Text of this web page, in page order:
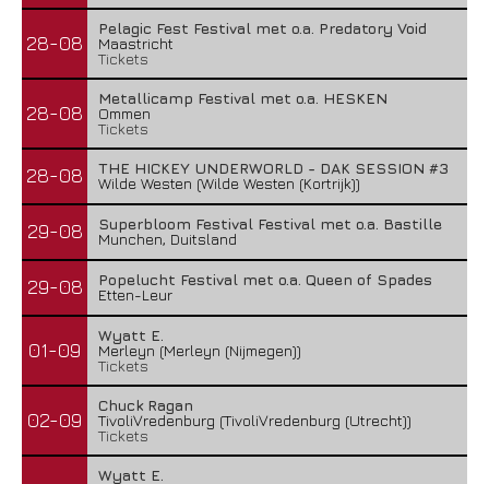
28-08
Pelagic Fest Festival met o.a. Predatory Void
Maastricht
Tickets
28-08
Metallicamp Festival met o.a. HESKEN
Ommen
Tickets
28-08
THE HICKEY UNDERWORLD - DAK SESSION #3
Wilde Westen (Wilde Westen (Kortrijk))
29-08
Superbloom Festival Festival met o.a. Bastille
Munchen, Duitsland
29-08
Popelucht Festival met o.a. Queen of Spades
Etten-Leur
01-09
Wyatt E.
Merleyn (Merleyn (Nijmegen))
Tickets
02-09
Chuck Ragan
TivoliVredenburg (TivoliVredenburg (Utrecht))
Tickets
Wyatt E.